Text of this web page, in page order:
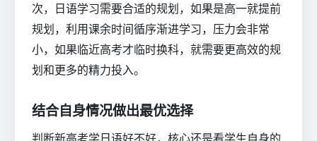
次，日语学习需要合适的规划，如果是高一就提前
规划，利用课余时间循序渐进学习，压力会非常
小，如果临近高考才临时换科，就需要更高效的规
划和更多的精力投入。
结合自身情况做出最优选择
判断新高考学日语好不好，核心还是看学生自身的